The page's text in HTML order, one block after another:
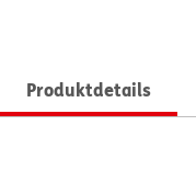
Produktdetails